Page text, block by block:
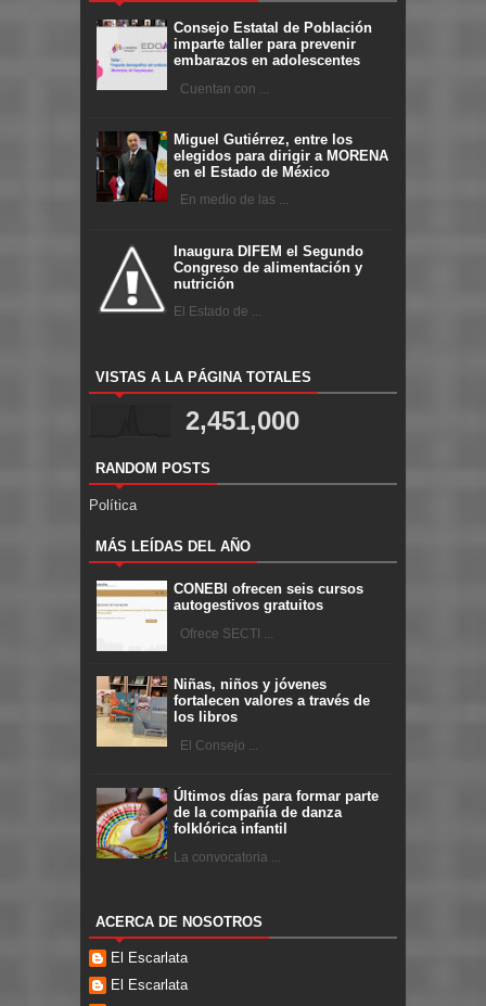
Consejo Estatal de Población
imparte taller para prevenir
embarazos en adolescentes
Cuentan con ...
Miguel Gutiérrez, entre los
elegidos para dirigir a MORENA
en el Estado de México
En medio de las ...
Inaugura DIFEM el Segundo
Congreso de alimentación y
nutrición
El Estado de ...
VISTAS A LA PÁGINA TOTALES
2,451,000
RANDOM POSTS
Política
MÁS LEÍDAS DEL AÑO
CONEBI ofrecen seis cursos
autogestivos gratuitos
Ofrece SECTI ...
Niñas, niños y jóvenes
fortalecen valores a través de
los libros
El Consejo ...
Últimos días para formar parte
de la compañía de danza
folklórica infantil
La convocatoria ...
ACERCA DE NOSOTROS
El Escarlata
El Escarlata